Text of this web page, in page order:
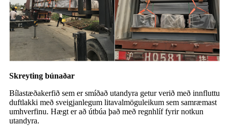
Skreyting búnaðar
Bílastæðakerfið sem er smíðað utandyra getur verið með innfluttu
duftlakki með sveigjanlegum litavalmöguleikum sem samræmast
umhverfinu. Hægt er að útbúa það með regnhlíf fyrir notkun
utandyra.